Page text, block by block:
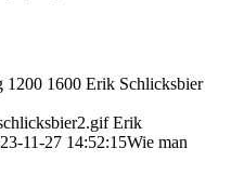
1200 1600 Erik Schlicksbier
Erik
11-27 14:52:15Wie man